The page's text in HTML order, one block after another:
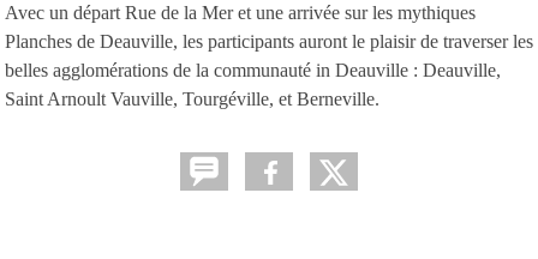
Avec un départ Rue de la Mer et une arrivée sur les mythiques
Planches de Deauville, les participants auront le plaisir de traverser les
belles agglomérations de la communauté in Deauville : Deauville,
Saint Arnoult Vauville, Tourgéville, et Berneville.